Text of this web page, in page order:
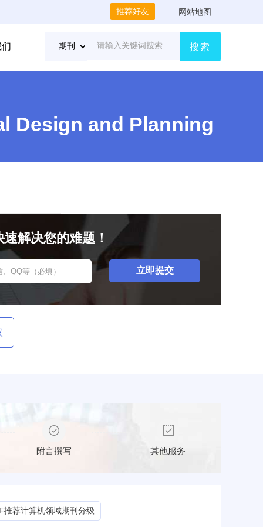
推荐好友 网站地图
搜索
Design and Planning
解决您的难题！
附言撰写 其他服务
推荐计算机领域期刊分级